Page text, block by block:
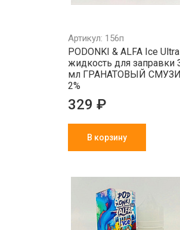
Артикул: 156п
PODONKI & ALFA Ice Ultra
жидкость для заправки
мл ГРАНАТОВЫЙ СМУЗИ
2%
329 ₽
В корзину